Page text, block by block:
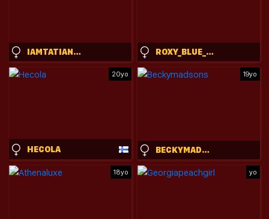
IAMTATIANA10 ROXY_BLUE_EYED_
20yo
HECOLA
19yo
BECKYMADSONS
18yo yo